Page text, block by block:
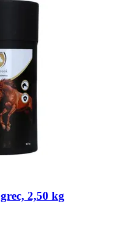
2,50 kg